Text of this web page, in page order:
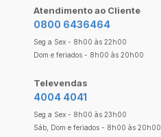
Atendimento ao Cliente
0800 6436464
Seg a Sex - 8h00 às 22h00
Dom e feriados - 8h00 às 20h00
Televendas
4004 4041
Seg a Sex - 8h00 às 23h00
Sáb, Dom e feriados - 8h00 às 20h00